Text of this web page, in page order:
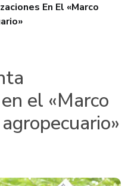
En El «Marco
el «Marco